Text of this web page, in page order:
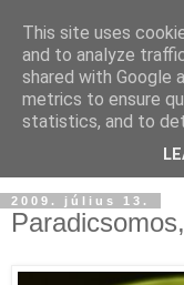
2009. július 13.
This site uses
and to analyze
shared with Google
metrics to ensure
statistics, and to